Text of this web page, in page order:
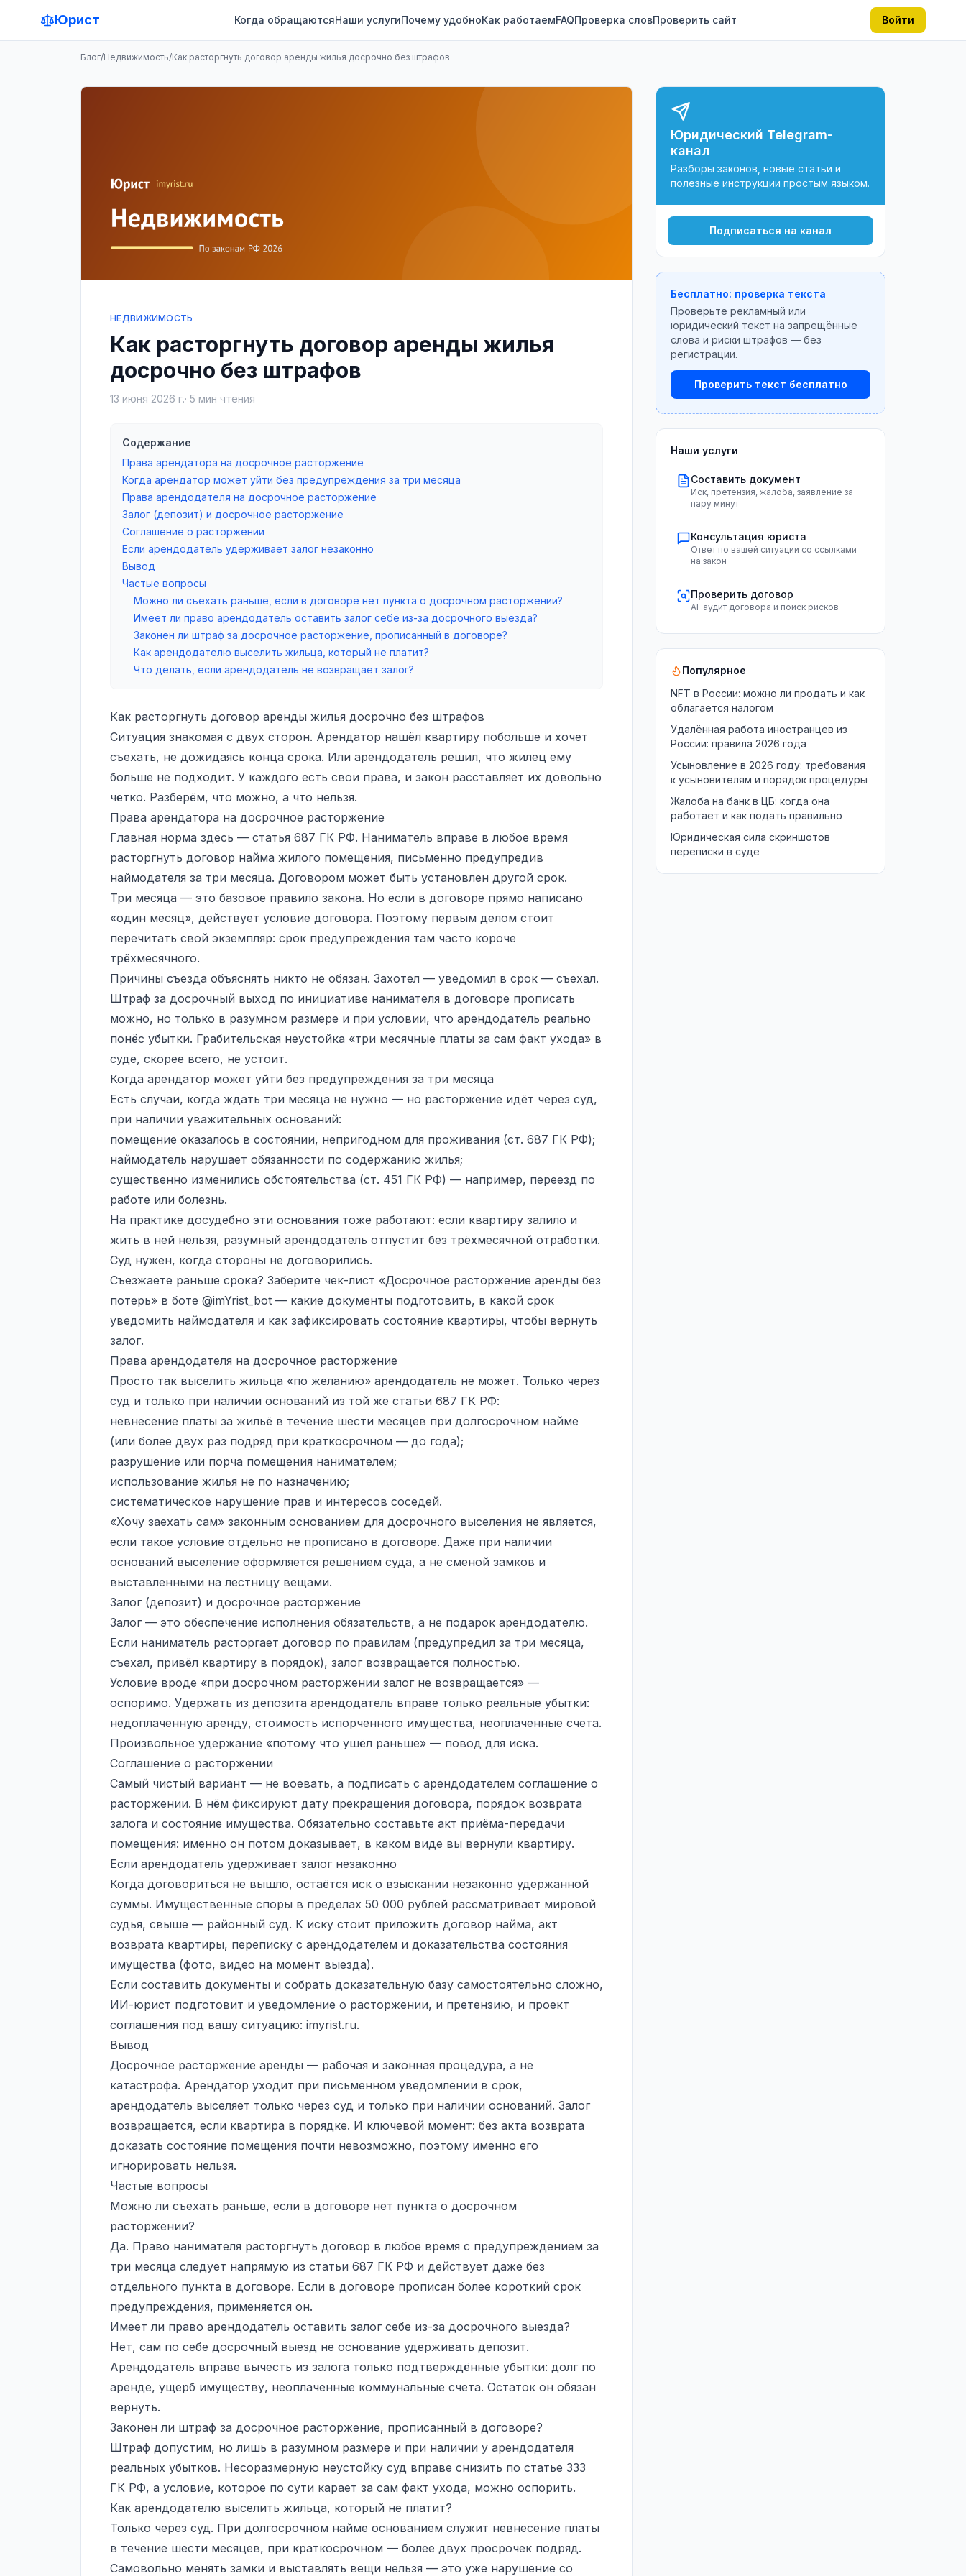
Юрист Когда обращаютсяНаши услугиПочему удобноКак работаемFAQПроверка словПроверить сайт Войти
Блог/Недвижимость/Как расторгнуть договор аренды жилья досрочно без штрафов
НЕДВИЖИМОСТЬ
Как расторгнуть договор аренды жилья
досрочно без штрафов
13 июня 2026 г.· 5 мин чтения
Содержание
Права арендатора на досрочное расторжение
Когда арендатор может уйти без предупреждения за три месяца
Права арендодателя на досрочное расторжение
Залог (депозит) и досрочное расторжение
Соглашение о расторжении
Если арендодатель удерживает залог незаконно
Вывод
Частые вопросы
Можно ли съехать раньше, если в договоре нет пункта о досрочном расторжении?
Имеет ли право арендодатель оставить залог себе из-за досрочного выезда?
Законен ли штраф за досрочное расторжение, прописанный в договоре?
Как арендодателю выселить жильца, который не платит?
Что делать, если арендодатель не возвращает залог?
Как расторгнуть договор аренды жилья досрочно без штрафов
Ситуация знакомая с двух сторон. Арендатор нашёл квартиру побольше и хочет
съехать, не дожидаясь конца срока. Или арендодатель решил, что жилец ему
больше не подходит. У каждого есть свои права, и закон расставляет их довольно
чётко. Разберём, что можно, а что нельзя.
Права арендатора на досрочное расторжение
Главная норма здесь — статья 687 ГК РФ. Наниматель вправе в любое время
расторгнуть договор найма жилого помещения, письменно предупредив
наймодателя за три месяца. Договором может быть установлен другой срок.
Три месяца — это базовое правило закона. Но если в договоре прямо написано
«один месяц», действует условие договора. Поэтому первым делом стоит
перечитать свой экземпляр: срок предупреждения там часто короче
трёхмесячного.
Причины съезда объяснять никто не обязан. Захотел — уведомил в срок — съехал.
Штраф за досрочный выход по инициативе нанимателя в договоре прописать
можно, но только в разумном размере и при условии, что арендодатель реально
понёс убытки. Грабительская неустойка «три месячные платы за сам факт ухода» в
суде, скорее всего, не устоит.
Когда арендатор может уйти без предупреждения за три месяца
Есть случаи, когда ждать три месяца не нужно — но расторжение идёт через суд,
при наличии уважительных оснований:
помещение оказалось в состоянии, непригодном для проживания (ст. 687 ГК РФ);
наймодатель нарушает обязанности по содержанию жилья;
существенно изменились обстоятельства (ст. 451 ГК РФ) — например, переезд по
работе или болезнь.
На практике досудебно эти основания тоже работают: если квартиру залило и
жить в ней нельзя, разумный арендодатель отпустит без трёхмесячной отработки.
Суд нужен, когда стороны не договорились.
Съезжаете раньше срока? Заберите чек-лист «Досрочное расторжение аренды без
потерь» в боте @imYrist_bot — какие документы подготовить, в какой срок
уведомить наймодателя и как зафиксировать состояние квартиры, чтобы вернуть
залог.
Права арендодателя на досрочное расторжение
Просто так выселить жильца «по желанию» арендодатель не может. Только через
суд и только при наличии оснований из той же статьи 687 ГК РФ:
невнесение платы за жильё в течение шести месяцев при долгосрочном найме
(или более двух раз подряд при краткосрочном — до года);
разрушение или порча помещения нанимателем;
использование жилья не по назначению;
систематическое нарушение прав и интересов соседей.
«Хочу заехать сам» законным основанием для досрочного выселения не является,
если такое условие отдельно не прописано в договоре. Даже при наличии
оснований выселение оформляется решением суда, а не сменой замков и
выставленными на лестницу вещами.
Залог (депозит) и досрочное расторжение
Залог — это обеспечение исполнения обязательств, а не подарок арендодателю.
Если наниматель расторгает договор по правилам (предупредил за три месяца,
съехал, привёл квартиру в порядок), залог возвращается полностью.
Условие вроде «при досрочном расторжении залог не возвращается» —
оспоримо. Удержать из депозита арендодатель вправе только реальные убытки:
недоплаченную аренду, стоимость испорченного имущества, неоплаченные счета.
Произвольное удержание «потому что ушёл раньше» — повод для иска.
Соглашение о расторжении
Самый чистый вариант — не воевать, а подписать с арендодателем соглашение о
расторжении. В нём фиксируют дату прекращения договора, порядок возврата
залога и состояние имущества. Обязательно составьте акт приёма-передачи
помещения: именно он потом доказывает, в каком виде вы вернули квартиру.
Если арендодатель удерживает залог незаконно
Когда договориться не вышло, остаётся иск о взыскании незаконно удержанной
суммы. Имущественные споры в пределах 50 000 рублей рассматривает мировой
судья, свыше — районный суд. К иску стоит приложить договор найма, акт
возврата квартиры, переписку с арендодателем и доказательства состояния
имущества (фото, видео на момент выезда).
Если составить документы и собрать доказательную базу самостоятельно сложно,
ИИ-юрист подготовит и уведомление о расторжении, и претензию, и проект
соглашения под вашу ситуацию: imyrist.ru.
Вывод
Досрочное расторжение аренды — рабочая и законная процедура, а не
катастрофа. Арендатор уходит при письменном уведомлении в срок,
арендодатель выселяет только через суд и только при наличии оснований. Залог
возвращается, если квартира в порядке. И ключевой момент: без акта возврата
доказать состояние помещения почти невозможно, поэтому именно его
игнорировать нельзя.
Частые вопросы
Можно ли съехать раньше, если в договоре нет пункта о досрочном
расторжении?
Да. Право нанимателя расторгнуть договор в любое время с предупреждением за
три месяца следует напрямую из статьи 687 ГК РФ и действует даже без
отдельного пункта в договоре. Если в договоре прописан более короткий срок
предупреждения, применяется он.
Имеет ли право арендодатель оставить залог себе из-за досрочного выезда?
Нет, сам по себе досрочный выезд не основание удерживать депозит.
Арендодатель вправе вычесть из залога только подтверждённые убытки: долг по
аренде, ущерб имуществу, неоплаченные коммунальные счета. Остаток он обязан
вернуть.
Законен ли штраф за досрочное расторжение, прописанный в договоре?
Штраф допустим, но лишь в разумном размере и при наличии у арендодателя
реальных убытков. Несоразмерную неустойку суд вправе снизить по статье 333
ГК РФ, а условие, которое по сути карает за сам факт ухода, можно оспорить.
Как арендодателю выселить жильца, который не платит?
Только через суд. При долгосрочном найме основанием служит невнесение платы
в течение шести месяцев, при краткосрочном — более двух просрочек подряд.
Самовольно менять замки и выставлять вещи нельзя — это уже нарушение со
Юридический Telegram-
канал
Разборы законов, новые статьи и
полезные инструкции простым языком.
Подписаться на канал
Бесплатно: проверка текста
Проверьте рекламный или
юридический текст на запрещённые
слова и риски штрафов — без
регистрации.
Проверить текст бесплатно
Наши услуги
Составить документ
Иск, претензия, жалоба, заявление за
пару минут
Консультация юриста
Ответ по вашей ситуации со ссылками
на закон
Проверить договор
AI-аудит договора и поиск рисков
Популярное
NFT в России: можно ли продать и как
облагается налогом
Удалённая работа иностранцев из
России: правила 2026 года
Усыновление в 2026 году: требования
к усыновителям и порядок процедуры
Жалоба на банк в ЦБ: когда она
работает и как подать правильно
Юридическая сила скриншотов
переписки в суде